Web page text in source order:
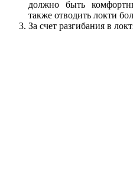
должно быть
также отводить локти
За счет разгибания в